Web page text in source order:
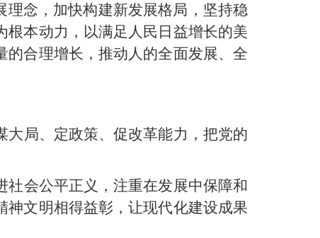
理念，加快构建新发展格局，坚持稳
本动力，以满足人民日益增长的美
合理增长，推动人的全面发展、全
局、定政策、促改革能力，把党的
会公平正义，注重在发展中保障和
文明相得益彰，让现代化建设成果